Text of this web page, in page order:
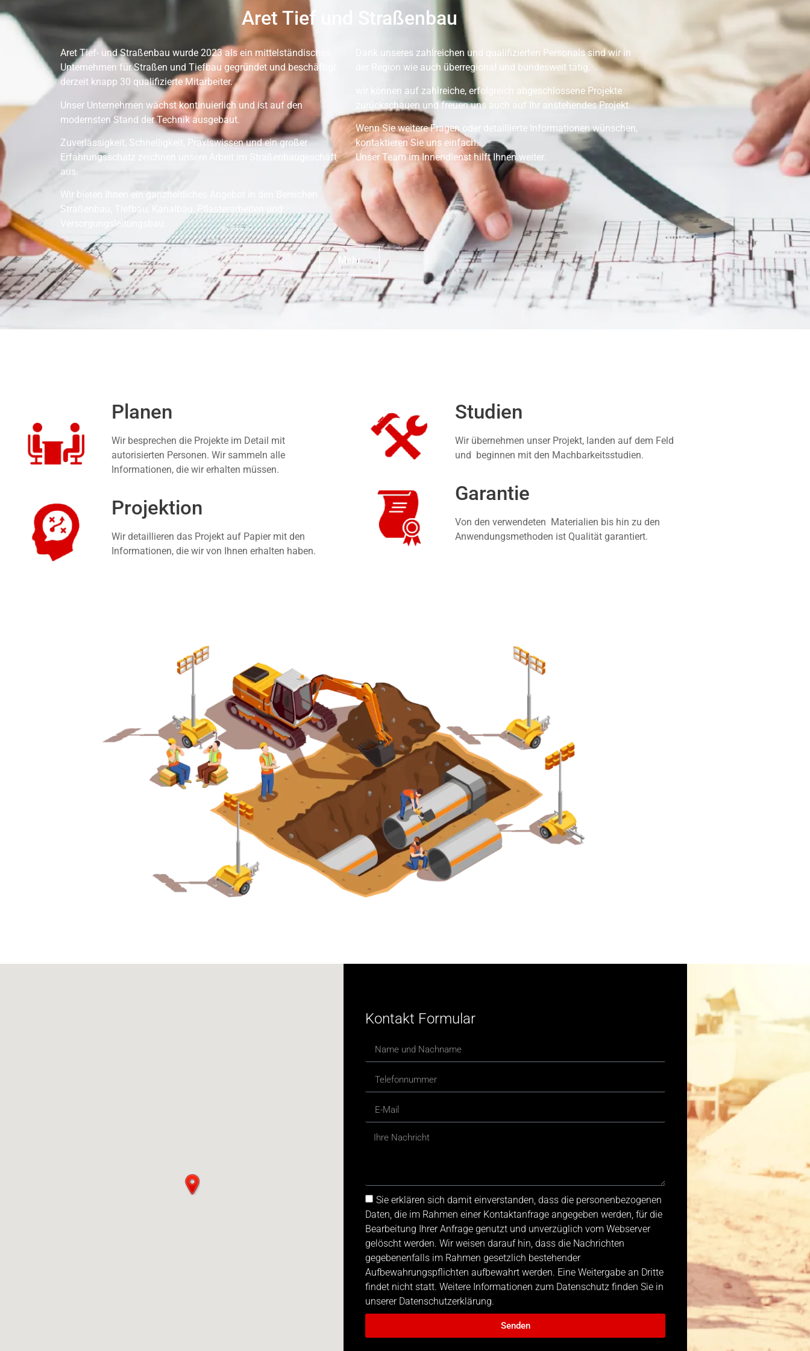
Aret Tief und Straßenbau
Aret Tief- und Straßenbau wurde 2023 als ein mittelständisches
Unternehmen für Straßen und Tiefbau gegründet und beschäftigt
derzeit knapp 30 qualifizierte Mitarbeiter.
Unser Unternehmen wächst kontinuierlich und ist auf den
modernsten Stand der Technik ausgebaut.
Zuverlässigkeit, Schnelligkeit, Praxiswissen und ein großer
Erfahrungsschatz zeichnen unsere Arbeit im Straßenbaugeschäft
aus.
Wir bieten Ihnen ein ganzheitliches Angebot in den Bereichen
Straßenbau, Tiefbau, Kanalbau, Pflasterarbeiten und
Versorgungsleitungsbau.
Dank unseres zahlreichen und qualifizierten Personals sind wir in
der Region wie auch überregional und bundesweit tätig.
wir können auf zahlreiche, erfolgreich abgeschlossene Projekte
zurückschauen und freuen uns auch auf Ihr anstehendes Projekt.
Wenn Sie weitere Fragen oder detaillierte Informationen wünschen,
kontaktieren Sie uns einfach.
Unser Team im Innendienst hilft Ihnen weiter.
Mehr
Planen
Wir besprechen die Projekte im Detail mit
autorisierten Personen. Wir sammeln alle
Informationen, die wir erhalten müssen.
Projektion
Wir detaillieren das Projekt auf Papier mit den
Informationen, die wir von Ihnen erhalten haben.
Studien
Wir übernehmen unser Projekt, landen auf dem Feld
und beginnen mit den Machbarkeitsstudien.
Garantie
Von den verwendeten Materialien bis hin zu den
Anwendungsmethoden ist Qualität garantiert.
Kontakt Formular
Sie erklären sich damit einverstanden, dass die personenbezogenen
Daten, die im Rahmen einer Kontaktanfrage angegeben werden, für die
Bearbeitung Ihrer Anfrage genutzt und unverzüglich vom Webserver
gelöscht werden. Wir weisen darauf hin, dass die Nachrichten
gegebenenfalls im Rahmen gesetzlich bestehender
Aufbewahrungspflichten aufbewahrt werden. Eine Weitergabe an Dritte
findet nicht statt. Weitere Informationen zum Datenschutz finden Sie in
unserer Datenschutzerklärung.
Senden